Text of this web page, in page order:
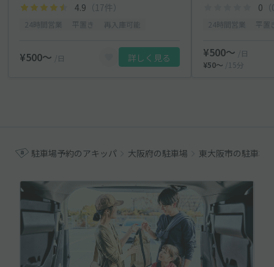
4.9 （17件）
¥500〜 /日 詳しく見る
0
¥500〜
/日
¥50〜
/15分
駐車場予約のアキッパ 大阪府の駐車場 東大阪市の駐車場